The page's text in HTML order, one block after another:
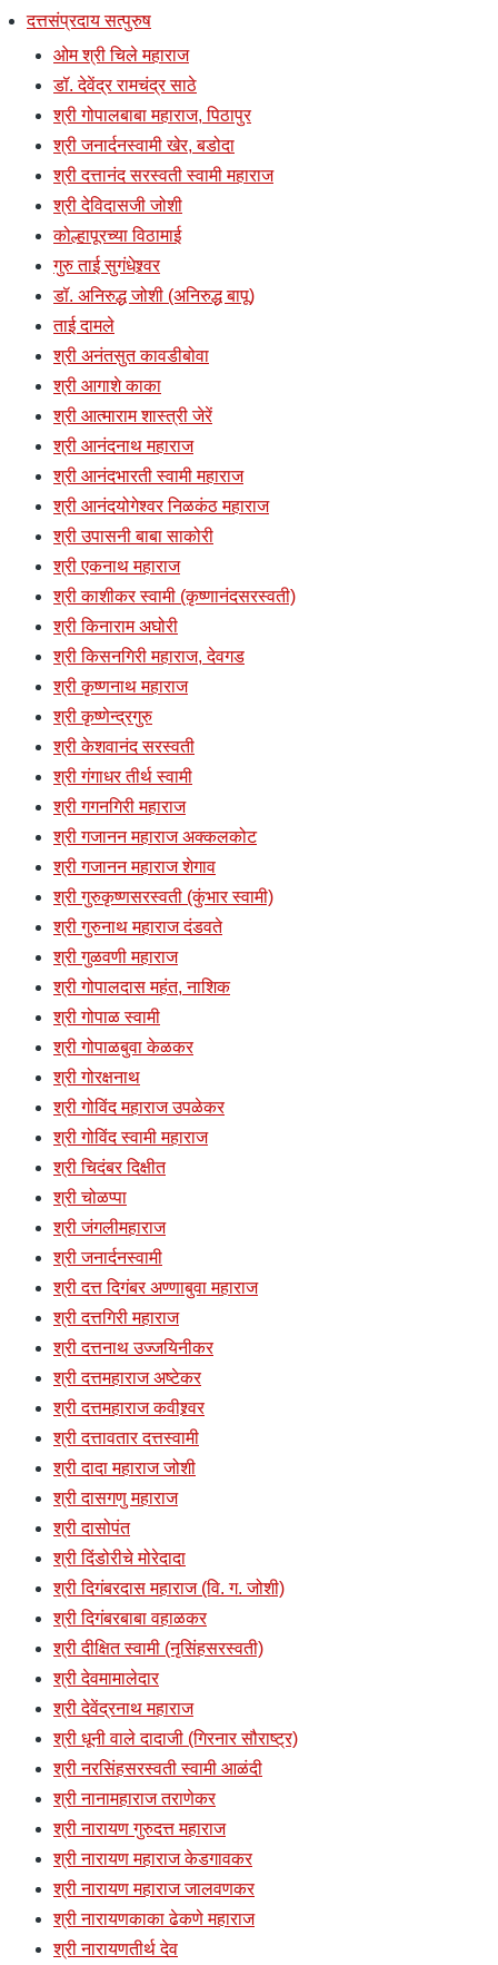
दत्तसंप्रदाय सत्पुरुष
ओम श्री चिले महाराज
डॉ. देवेंद्र रामचंद्र साठे
श्री गोपालबाबा महाराज, पिठापुर
श्री जनार्दनस्वामी खेर, बडोदा
श्री दत्तानंद सरस्वती स्वामी महाराज
श्री देविदासजी जोशी
कोल्हापूरच्या विठामाई
गुरु ताई सुगंधेश्र्वर
डॉ. अनिरुद्ध जोशी (अनिरुद्ध बापू)
ताई दामले
श्री अनंतसुत कावडीबोवा
श्री आगाशे काका
श्री आत्माराम शास्त्री जेरें
श्री आनंदनाथ महाराज
श्री आनंदभारती स्वामी महाराज
श्री आनंदयोगेश्वर निळकंठ महाराज
श्री उपासनी बाबा साकोरी
श्री एकनाथ महाराज
श्री काशीकर स्वामी (कृष्णानंदसरस्वती)
श्री किनाराम अघोरी
श्री किसनगिरी महाराज, देवगड
श्री कृष्णनाथ महाराज
श्री कृष्णेन्द्रगुरु
श्री केशवानंद सरस्वती
श्री गंगाधर तीर्थ स्वामी
श्री गगनगिरी महाराज
श्री गजानन महाराज अक्कलकोट
श्री गजानन महाराज शेगाव
श्री गुरुकृष्णसरस्वती (कुंभार स्वामी)
श्री गुरुनाथ महाराज दंडवते
श्री गुळवणी महाराज
श्री गोपालदास महंत, नाशिक
श्री गोपाळ स्वामी
श्री गोपाळबुवा केळकर
श्री गोरक्षनाथ
श्री गोविंद महाराज उपळेकर
श्री गोविंद स्वामी महाराज
श्री चिदंबर दिक्षीत
श्री चोळप्पा
श्री जंगलीमहाराज
श्री जनार्दनस्वामी
श्री दत्त दिगंबर अण्णाबुवा महाराज
श्री दत्तगिरी महाराज
श्री दत्तनाथ उज्जयिनीकर
श्री दत्तमहाराज अष्टेकर
श्री दत्तमहाराज कवीश्र्वर
श्री दत्तावतार दत्तस्वामी
श्री दादा महाराज जोशी
श्री दासगणु महाराज
श्री दासोपंत
श्री दिंडोरीचे मोरेदादा
श्री दिगंबरदास महाराज (वि. ग. जोशी)
श्री दिगंबरबाबा वहाळकर
श्री दीक्षित स्वामी (नृसिंहसरस्वती)
श्री देवमामालेदार
श्री देवेंद्रनाथ महाराज
श्री धूनी वाले दादाजी (गिरनार सौराष्ट्र)
श्री नरसिंहसरस्वती स्वामी आळंदी
श्री नानामहाराज तराणेकर
श्री नारायण गुरुदत्त महाराज
श्री नारायण महाराज केडगावकर
श्री नारायण महाराज जालवणकर
श्री नारायणकाका ढेकणे महाराज
श्री नारायणतीर्थ देव